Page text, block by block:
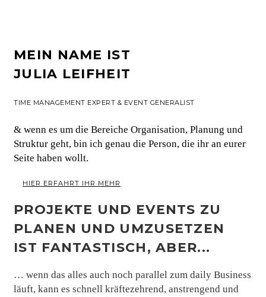
MEIN NAME IST
JULIA LEIFHEIT
TIME MANAGEMENT EXPERT & EVENT GENERALIST
& wenn es um die Bereiche Organisation, Planung und
Struktur geht, bin ich genau die Person, die ihr an eurer
Seite haben wollt.
HIER ERFAHRT IHR MEHR
PROJEKTE UND EVENTS ZU
PLANEN UND UMZUSETZEN
IST FANTASTISCH, ABER...
… wenn das alles auch noch parallel zum daily Business
läuft, kann es schnell kräftezehrend, anstrengend und